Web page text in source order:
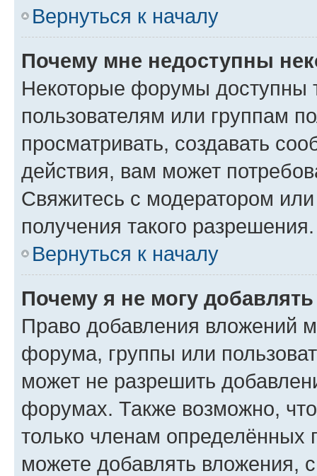
Вернуться к началу
Почему мне недоступны
Некоторые форумы доступны
пользователям или группам
просматривать, создавать
действия, вам может
Свяжитесь с модератором
получения такого разрешения.
Вернуться к началу
Почему я не могу
Право добавления вложений
форума, группы или
может не разрешить
форумах. Также возможно,
только членам определённых
можете добавлять вложения,